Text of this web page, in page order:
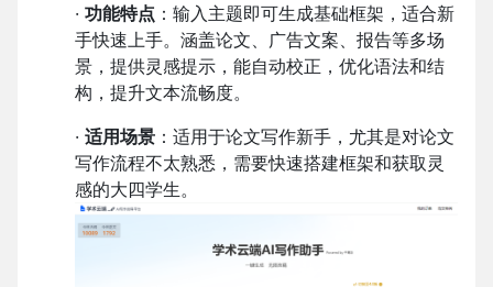
· 功能特点 ：输入主题即可生成基础框架，适合新
手快速上手。涵盖论文、广告文案、报告等多场
景，提供灵感提示，能自动校正，优化语法和结
构，提升文本流畅度。
· 适用场景 ：适用于论文写作新手，尤其是对论文
写作流程不太熟悉，需要快速搭建框架和获取灵
感的大四学生。